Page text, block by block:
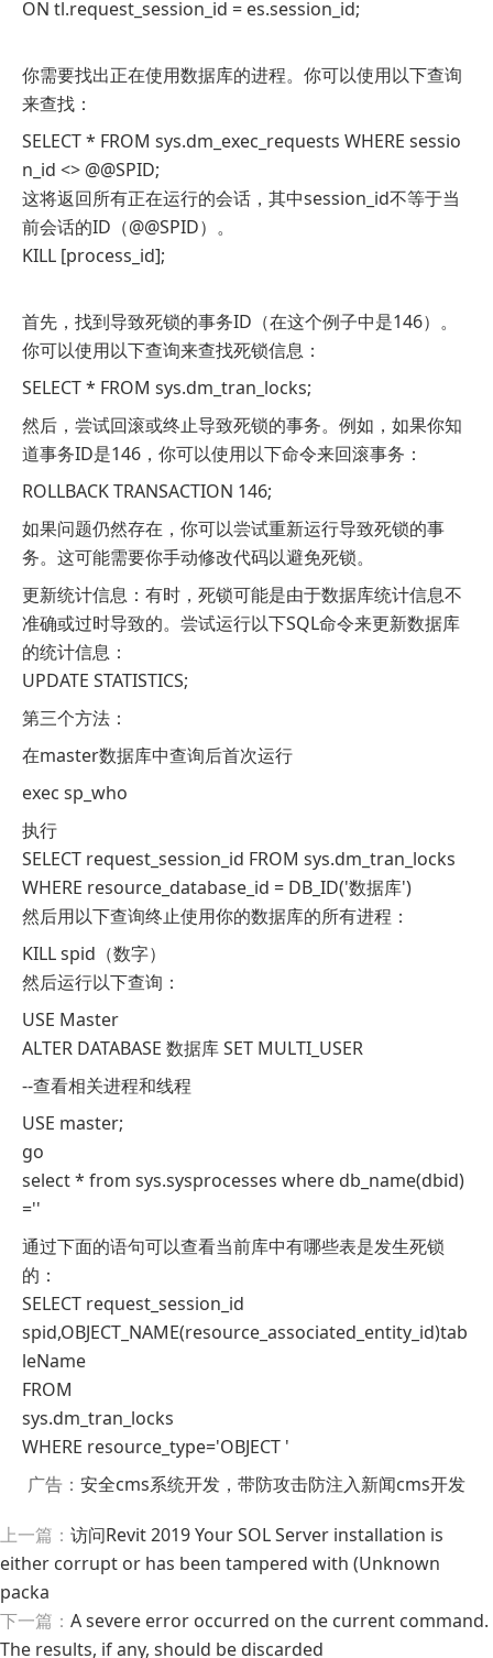
ON tl.request_session_id = es.session_id;
你需要找出正在使用数据库的进程。你可以使用以下查询
来查找：
SELECT * FROM sys.dm_exec_requests WHERE sessio
n_id <> @@SPID;
这将返回所有正在运行的会话，其中session_id不等于当
前会话的ID（@@SPID）。
KILL [process_id];
首先，找到导致死锁的事务ID（在这个例子中是146）。
你可以使用以下查询来查找死锁信息：
SELECT * FROM sys.dm_tran_locks;
然后，尝试回滚或终止导致死锁的事务。例如，如果你知
道事务ID是146，你可以使用以下命令来回滚事务：
ROLLBACK TRANSACTION 146;
如果问题仍然存在，你可以尝试重新运行导致死锁的事
务。这可能需要你手动修改代码以避免死锁。
更新统计信息：有时，死锁可能是由于数据库统计信息不
准确或过时导致的。尝试运行以下SQL命令来更新数据库
的统计信息：
UPDATE STATISTICS;
第三个方法：
在master数据库中查询后首次运行
exec sp_who
执行
SELECT request_session_id FROM sys.dm_tran_locks
WHERE resource_database_id = DB_ID('数据库')
然后用以下查询终止使用你的数据库的所有进程：
KILL spid（数字）
然后运行以下查询：
USE Master
ALTER DATABASE 数据库 SET MULTI_USER
--查看相关进程和线程
USE master;
go
select * from sys.sysprocesses where db_name(dbid)
=''
通过下面的语句可以查看当前库中有哪些表是发生死锁
的：
SELECT request_session_id
spid,OBJECT_NAME(resource_associated_entity_id)tab
leName
FROM
sys.dm_tran_locks
WHERE resource_type='OBJECT '
广告： 安全cms系统开发，带防攻击防注入新闻cms开发
上一篇： 访问Revit 2019 Your SOL Server installation is
either corrupt or has been tampered with (Unknown
packa
下一篇： A severe error occurred on the current command.
The results, if any, should be discarded